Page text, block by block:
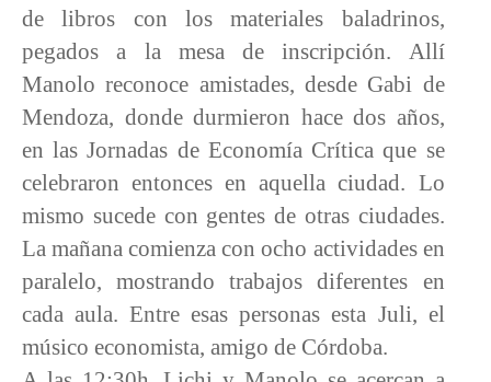
de libros con los materiales baladrinos,
pegados a la mesa de inscripción. Allí
Manolo reconoce amistades, desde Gabi de
Mendoza, donde durmieron hace dos años,
en las Jornadas de Economía Crítica que se
celebraron entonces en aquella ciudad. Lo
mismo sucede con gentes de otras ciudades.
La mañana comienza con ocho actividades en
paralelo, mostrando trabajos diferentes en
cada aula. Entre esas personas esta Juli, el
músico economista, amigo de Córdoba.